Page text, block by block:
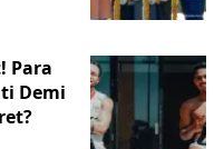
Para
Demi